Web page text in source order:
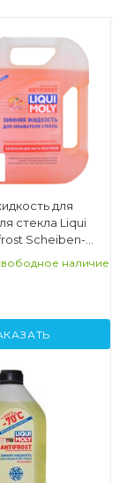
для
стекла Liqui
Scheiben-
-20С, 4л. наличие